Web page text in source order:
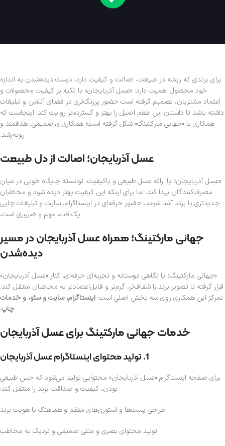
برای برندی که ریشه در طبیعت، اصالت و کیفیت دارد، درست دیده‌شدن به اندازه
خود محصول اهمیت دارد. «عسل آذربایجان» با تکیه بر کیفیت محصولات و
اعتماد مشتریان، تصمیم گرفته است حضور پررنگ‌تری در فضای آنلاین و تبلیغات
داشته باشد تا داستان این طعم اصیل را بهتر و گسترده‌تر روایت کند. اینجاست که
همکاری با «جهانی مارکتینگ» شکل گرفته است؛ همکاری‌ای صمیمی، هدفمند و
رو‌به‌رشد.
عسل آذربایجان؛ اصالت از دل طبیعت
«عسل آذربایجان» با ارائه عسل طبیعی و باکیفیت، توانسته جایگاه خوبی در میان
مصرف‌کنندگان پیدا کند. اما برای اینکه این کیفیت بهتر دیده شود و مخاطبان
جدیدتری با برند آشنا شوند، حضور حرفه‌ای در اینستاگرام، سایت و تبلیغات چاپی
یک قدم مهم و ضروری است.
جهانی مارکتینگ؛ همراه عسل آذربایجان در مسیر
دیده‌شدن
«جهانی مارکتینگ» با نگاهی دوستانه و تجربه‌ای حرفه‌ای، کنار «عسل آذربایجان»
قرار گرفته تا تصویر برند را شفاف‌تر، گرم‌تر و قابل‌اعتمادتر به مخاطبان منتقل کند.
تمرکز این همکاری روی سه بخش اصلی است: اینستاگرام، سایت و سئو، و خدمات
چاپ.
خدمات جهانی مارکتینگ برای عسل آذربایجان
1. تولید محتوای اینستاگرام عسل آذربایجان
برای صفحه اینستاگرام «عسل آذربایجان» محتوایی تولید می‌شود که حس طبیعی
بودن، کیفیت و صداقت برند را منتقل کند:
طراحی پست‌ها و استوری‌های منظم و هماهنگ با هویت برند
تولید محتوای بصری و متنی صمیمی و نزدیک به مخاطب